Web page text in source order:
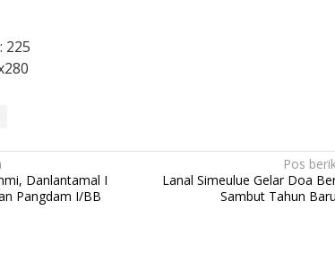
225
Danlantamal I
Pangdam I/BB
Pos
Lanal Simeulue Gelar Doa
Sambut Tahun